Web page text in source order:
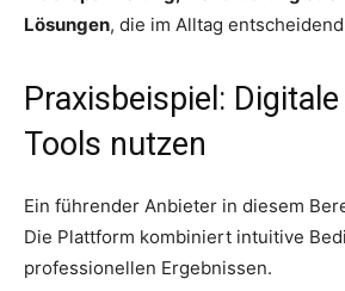
Lösungen, die im Alltag
Praxisbeispiel:
Tools nutzen
Ein führender Anbieter in diesem
Die Plattform kombiniert intuitive
professionellen Ergebnissen.